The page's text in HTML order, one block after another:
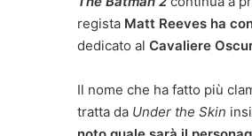
regista Matt Reeves ha
dedicato al Cavaliere
Il nome che ha fatto più
tratta da Under the Skin